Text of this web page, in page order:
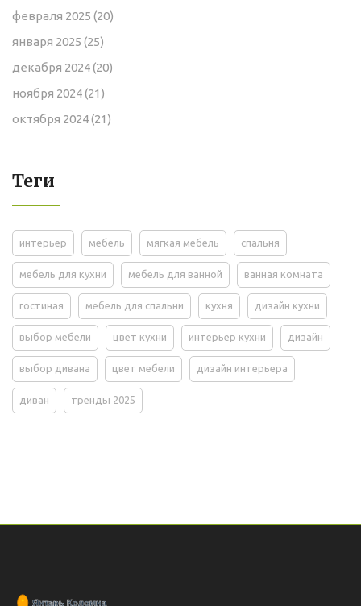
февраля 2025 (20)
января 2025 (25)
декабря 2024(20)
ноября 2024(21)
октября 2024(21)
Теги
интерьер мебель мягкая мебель спальня
мебель для кухни мебель для ванной ванная комната
гостиная мебель для спальни кухня дизайн кухни
выбор мебели цвет кухни интерьер кухни дизайн
выбор дивана цвет мебели дизайн интерьера
диван тренды 2025